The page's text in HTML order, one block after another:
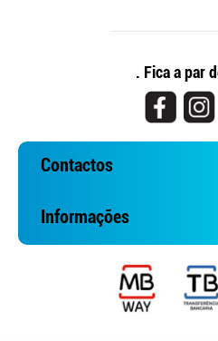
. Fica a par
Contactos
Informações